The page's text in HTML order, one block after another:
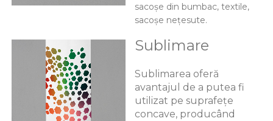
sacoșe din bumbac, textile,
sacoșe nețesute.
Sublimare
Sublimarea oferă
avantajul de a putea fi
utilizat pe suprafețe
concave, producând